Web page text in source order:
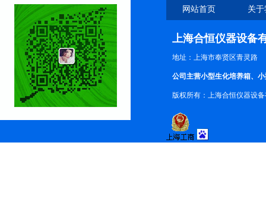
网站首页 关
上海合恒仪器设备
地址：上海市奉贤区青灵路
公司主营小型生化培养箱、
版权所有：上海合恒仪器设